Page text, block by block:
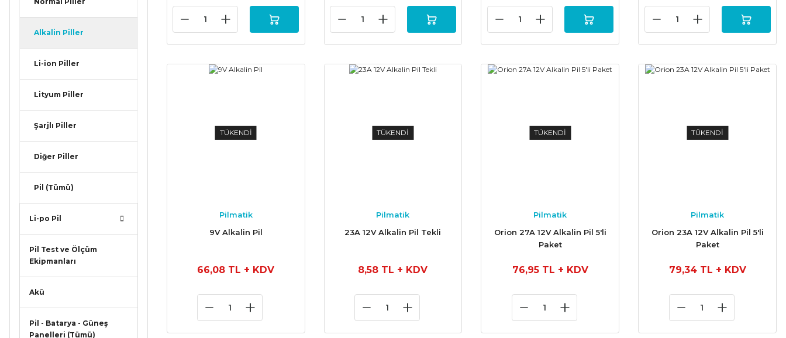
Alkalin Piller
Li-ion Piller
Lityum Piller
Şarjlı Piller
Diğer Piller
Pil (Tümü)
Li-po Pil
Pil Test ve Ölçüm
Ekipmanları
Akü
Pil - Batarya - Güneş
Panelleri (Tümü)
TÜKENDİ
Pilmatik
9V Alkalin Pil
66,08 TL + KDV
TÜKENDİ
Pilmatik
23A 12V Alkalin Pil Tekli
8,58 TL + KDV
TÜKENDİ
Pilmatik
Orion 27A 12V Alkalin Pil 5'li
Paket
76,95 TL + KDV
TÜKENDİ
Pilmatik
Orion 23A 12V Alkalin Pil 5'li
Paket
79,34 TL + KDV